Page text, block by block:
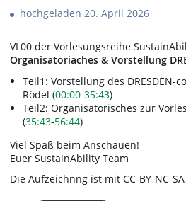
hochgeladen 20. April 2026
VL00 der Vorlesungsreihe
Organisatoriaches & Vorstellung
Teil1: Vorstellung des DRESDEN-
Rödel (00:00-35:43)
Teil2: Organisatorisches zur
(35:43-56:44)
Viel Spaß beim Anschauen!
Euer SustainAbility Team
Die Aufzeichnng ist mit CC-BY-NC-